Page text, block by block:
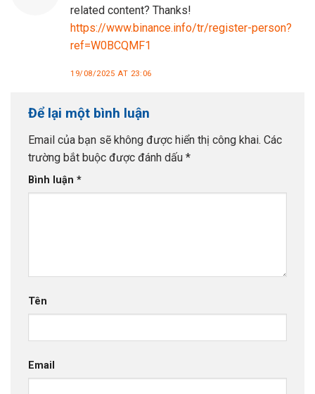
related content? Thanks!
https://www.binance.info/tr/register-person?
ref=W0BCQMF1
19/08/2025 AT 23:06
Để lại một bình luận
Email của bạn sẽ không được hiển thị công khai. Các
trường bắt buộc được đánh dấu *
Bình luận *
Tên
Email